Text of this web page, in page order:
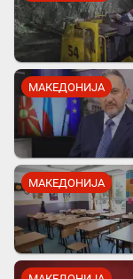
МАКЕДОНИЈА
МАКЕДОНИЈА